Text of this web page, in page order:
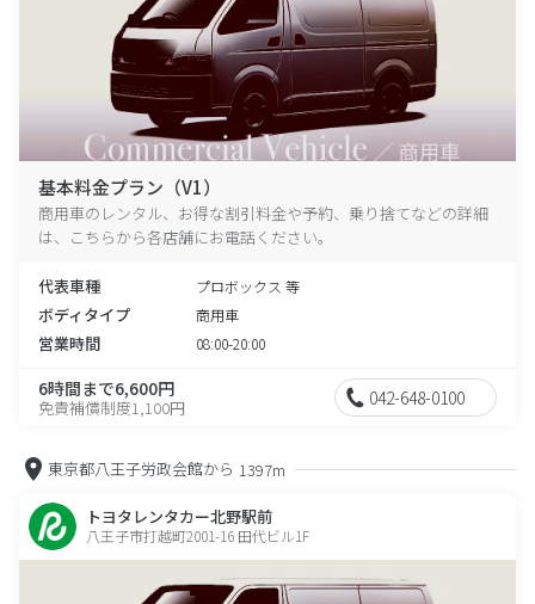
基本料金プラン（V1）
商用車のレンタル、お得な割引料金や予約、乗り捨てなどの詳細
は、こちらから各店舗にお電話ください。
代表車種 プロボックス 等
ボディタイプ 商用車
営業時間 08:00-20:00
6時間まで6,600円
免責補償制度1,100円 042-648-0100
東京都八王子労政会館から 1397m
トヨタレンタカー北野駅前
八王子市打越町2001-16 田代ビル1F